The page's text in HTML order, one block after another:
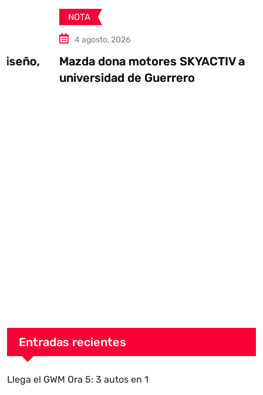
4 agosto, 2026
Mazda dona motores SKYACTIV a
universidad de Guerrero
Entradas recientes
Llega el GWM Ora 5: 3 autos en 1